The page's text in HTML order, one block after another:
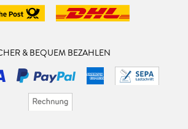
& BEQUEM BEZAHLEN